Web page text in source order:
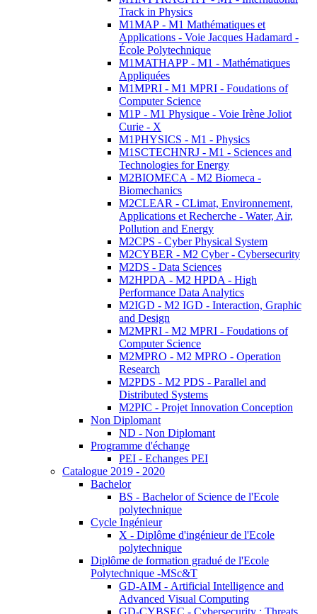
Track in Physics
M1MAP - M1 Mathématiques et
Applications - Voie Jacques Hadamard -
École Polytechnique
M1MATHAPP - M1 - Mathématiques
Appliquées
M1MPRI - M1 MPRI - Foudations of
Computer Science
M1P - M1 Physique - Voie Irène Joliot
Curie - X
M1PHYSICS - M1 - Physics
M1SCTECHNRJ - M1 - Sciences and
Technologies for Energy
M2BIOMECA - M2 Biomeca -
Biomechanics
M2CLEAR - CLimat, Environnement,
Applications et Recherche - Water, Air,
Pollution and Energy
M2CPS - Cyber Physical System
M2CYBER - M2 Cyber - Cybersecurity
M2DS - Data Sciences
M2HPDA - M2 HPDA - High
Performance Data Analytics
M2IGD - M2 IGD - Interaction, Graphic
and Design
M2MPRI - M2 MPRI - Foudations of
Computer Science
M2MPRO - M2 MPRO - Operation
Research
M2PDS - M2 PDS - Parallel and
Distributed Systems
M2PIC - Projet Innovation Conception
Non Diplomant
ND - Non Diplomant
Programme d'échange
PEI - Echanges PEI
Catalogue 2019 - 2020
Bachelor
BS - Bachelor of Science de l'Ecole
polytechnique
Cycle Ingénieur
X - Diplôme d'ingénieur de l'Ecole
polytechnique
Diplôme de formation gradué de l'Ecole
Polytechnique -MSc&T
GD-AIM - Artificial Intelligence and
Advanced Visual Computing
GD-CYBSEC - Cybersecurity : Threats